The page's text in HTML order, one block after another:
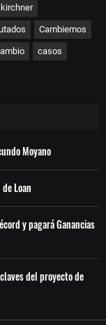
Cambiemos
casos
Moyano
Loan
y pagará Ganancias
del proyecto de